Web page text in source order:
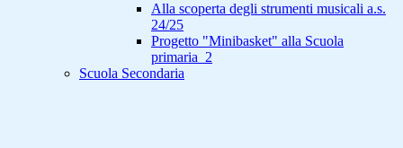
Alla scoperta degli strumenti musicali a.s.
24/25
Progetto "Minibasket" alla Scuola
primaria_2
Scuola Secondaria